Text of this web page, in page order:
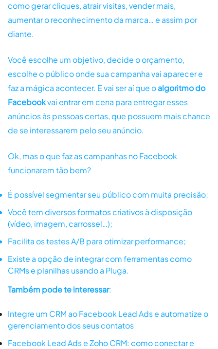
como gerar cliques, atrair visitas, vender mais,
aumentar o reconhecimento da marca… e assim por
diante.
Você escolhe um objetivo, decide o orçamento,
escolhe o público onde sua campanha vai aparecer e
faz a mágica acontecer. E vai ser aí que oalgoritmo do
Facebookvai entrar em cena para entregar esses
anúncios às pessoas certas, que possuem mais chance
de se interessarem pelo seu anúncio.
Ok, mas o que faz as campanhas no Facebook
funcionarem tão bem?
É possível segmentar seu público com muita precisão;
Você tem diversos formatos criativos à disposição
(vídeo, imagem, carrossel…);
Facilita os testes A/B para otimizar performance;
Existe a opção de integrar com ferramentas como
CRMs e planilhas usando a Pluga.
Também pode te interessar:
Integre um CRM ao Facebook Lead Ads e automatize o
gerenciamento dos seus contatos
Facebook Lead Ads e Zoho CRM: como conectar e